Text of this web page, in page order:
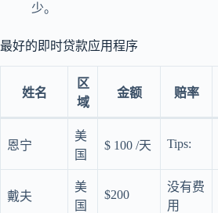
少。
最好的即时贷款应用程序
姓名
区
域
金额 赔率
恩宁
美
国
$ 100 /天 Tips:
戴夫
美
国
$200
没有费
用